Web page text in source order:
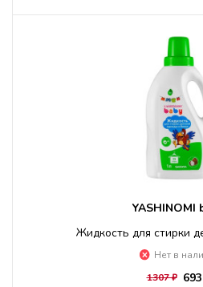
YASHINOMI
Жидкость для стирки
Нет в
1307 ₽